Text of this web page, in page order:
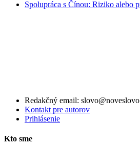
Spolupráca s Čínou: Riziko alebo
Redakčný email:
Kontakt pre autorov
Prihlásenie
Kto sme